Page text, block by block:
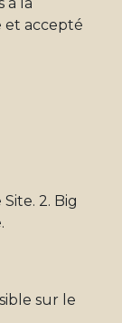
et accepté
2. Big
sur le